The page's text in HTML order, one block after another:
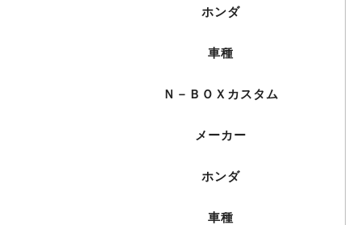
ホンダ
車種
Ｎ－ＢＯＸカスタム
メーカー
ホンダ
車種